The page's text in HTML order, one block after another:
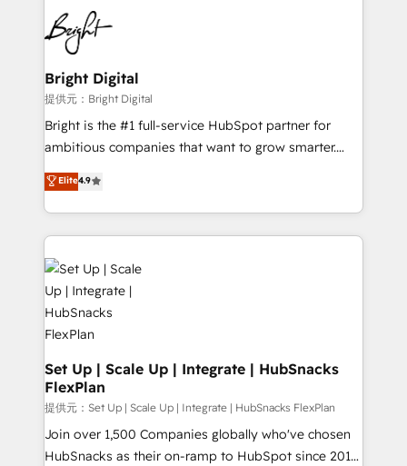
HubSpot COS Performance Award 🏆2014 HubSpot
COS Design Award 🏆2013 HubSpot Marketplace
Partner 📆Founded in 1997
lasting impact. We specialize in: • Turnkey and end-
to-end HubSpot implementations • Onboarding for
Sales, Service, Marketing & Content Hubs • AI voice
and chat agents, predictive automation, and smart
workflows • Salesforce + HubSpot integration •
RevOps and AI-driven sales enablement • Website
design and CMS development • ERP integration: SAP,
and CRM migration from any platform •
Client/member portals built on HubSpot • Custom
WooCommerce, BuilderTrend, and more Experience
the difference — reach out to see how AI + HubSpot
can transform your business.
Bright Digital
提供元：Bright Digital
Bright is the #1 full-service HubSpot partner for
ambitious companies that want to grow smarter.
From HubSpot onboarding, to training, from
developing a new website to lead generation and
digital marketing; we do it all (and with great
results)! In short, our services include: - HubSpot
consultancy: onboarding, training, data migration -
HubSpot development: websites, custom modules,
integrations - Marketing & sales solutions: digital
marketing, advertising, campaigns, content and
design We connect people, data and technology to
improve customer experiences. With our bright
people, exciting ideas and can-do mentality, we
ensure revenue growth on a daily basis. So tell us
your challenge; our passionate and growth driven
team of 100+ experts is ready for you! Driving digital
Elite4.9
Set Up | Scale Up | Integrate | HubSnacks
FlexPlan
提供元：Set Up | Scale Up | Integrate | HubSnacks FlexPlan
Join over 1,500 Companies globally who've chosen
HubSnacks as their on-ramp to HubSpot since 2014